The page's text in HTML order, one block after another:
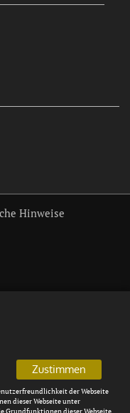
Hinweise
Zustimmen
der Webseite
dieser Webseite unter